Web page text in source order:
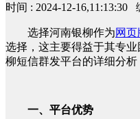
时间 : 2024-12-16,11:13:30
选择河南银柳作为网
选择，这主要得益于其专
柳短信群发平台的详细分析
一、平台优势